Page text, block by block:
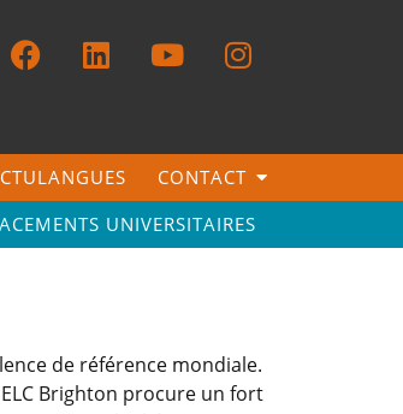
CONTACT
UNIVERSITAIRES
de référence mondiale.
Brighton procure un fort